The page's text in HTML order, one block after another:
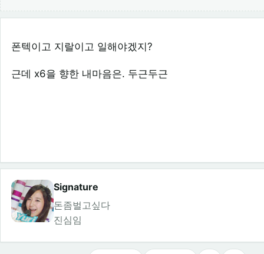
폰텍이고 지랄이고 일해야겠지?
근데 x6을 향한 내마음은. 두근두근
Signature
돈좀벌고싶다
진심임